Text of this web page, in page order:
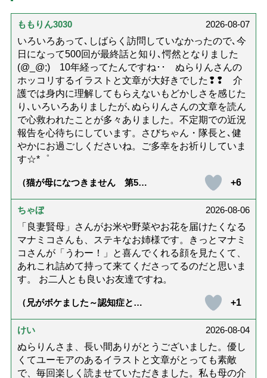
ももりん3030
2026-08-07
いろいろあって､しばらく訪問していなかったので､今
日になって500回が最終話と知り､愕然となりました
(@_@;) 10年経ってたんですね･･ ぬらりんさんの
ホッコリするイラストと文章が大好きでした❢❢ 介
護では身内に理解してもらえないもどかしさを感じた
り､いろいろありましたが､ぬらりんさんの文章を読ん
で心救われたことが多々ありました。不定期での近況
報告を心待ちにしています。さびちゃん・隊長と､健
やかにお過ごしくださいね。ご多幸をお祈りしていま
す☆*゜
（猫が母になつきません 第500
+6
ちゃぼ
2026-08-06
「良妻賢母」さんがお米や野菜やお花を届けたくなる
マナミコさんも、ステキなお姉様です。きっとマナミ
コさんが「うわー！」と喜んでくれる顔を見たくて、
あれこれ詰めて持って来てくださってるのだと思いま
す。 お二人とも良いお友達ですね。
（兄がボケました～認知症と介
達』が届きました」）
+1
けい
2026-08-04
ぬらりんさま、長い間ありがとうございました。優し
くてユーモアのあるイラストと文章がとっても素敵
で、毎回楽しく読ませていただきました。私も母の介